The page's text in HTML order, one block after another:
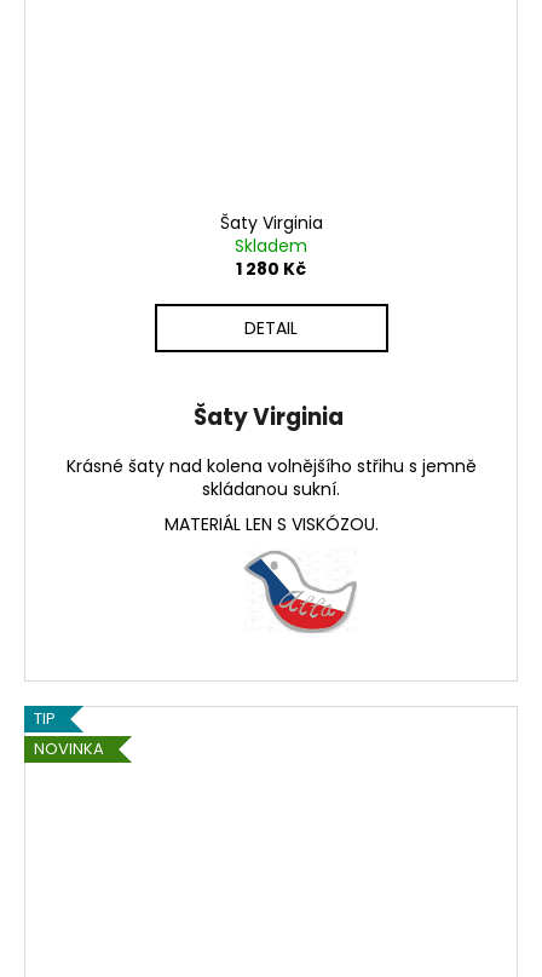
Šaty Virginia
Skladem
1 280 Kč
DETAIL
Šaty Virginia
Krásné šaty nad kolena volnějšího střihu s jemně
skládanou sukní.
MATERIÁL LEN S VISKÓZOU.
TIP
NOVINKA